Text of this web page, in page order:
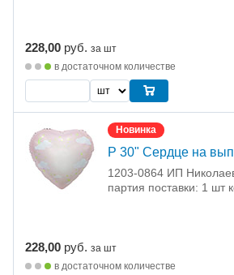
228,00 руб. за шт
в достаточном количестве
Новинка
Р 30" Сердце на
1203-0864 ИП
партия поставки: 1 шт
228,00 руб. за шт
в достаточном количестве